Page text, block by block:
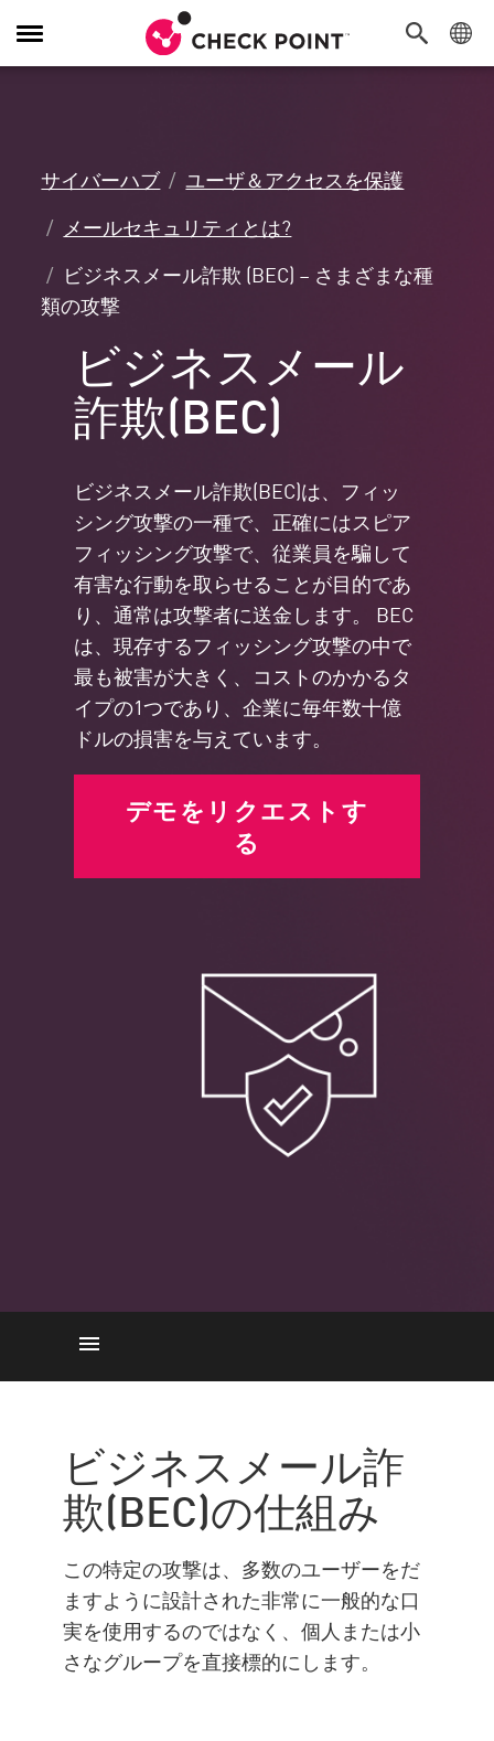
Toggle
Navigation
サイバーハブ
ユーザ＆アクセスを保護
メールセキュリティとは?
ビジネスメール詐欺 (BEC) – さまざまな種
類の攻撃
ビジネスメール
詐欺(BEC)
ビジネスメール詐欺(BEC)は、フィッ
シング攻撃の一種で、正確にはスピア
フィッシング攻撃で、従業員を騙して
有害な行動を取らせることが目的であ
り、通常は攻撃者に送金します。 BEC
は、現存するフィッシング攻撃の中で
最も被害が大きく、コストのかかるタ
イプの1つであり、企業に毎年数十億
ドルの損害を与えています。
デモをリクエストす
る
BECの種類
チェック・ポイントのソリュ
ーション
ビジネスメール詐
欺(BEC)の仕組み
この特定の攻撃は、多数のユーザーをだ
ますように設計された非常に一般的な口
実を使用するのではなく、個人または小
さなグループを直接標的にします。